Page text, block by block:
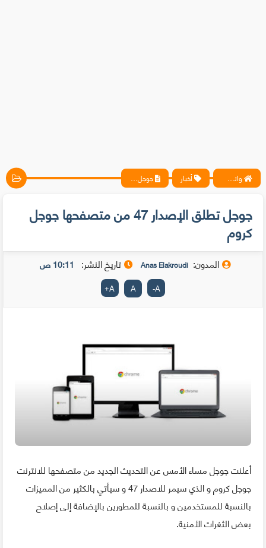
واتس آب ، فيسبوك ، أنترنت ، شروحات تقنية حصرية - المحترف أخبار جوجل تطلق الإصدار 47 من متصفحها جوجل كروم
جوجل تطلق الإصدار 47 من متصفحها جوجل
كروم
المدون: Anas Elakroudi تاريخ النشر: 10:11 ص
A
-
A
A
+
أعلنت جوجل مساء الأمس عن التحديث الجديد من متصفحها للانترنت
جوجل كروم و الذي سيمر للاصدار 47 و سيأتي بالكثير من المميزات
بالنسبة للمستخدمين و بالنسبة للمطورين بالإضافة إلى إصلاح
بعض الثغرات الأمنية.